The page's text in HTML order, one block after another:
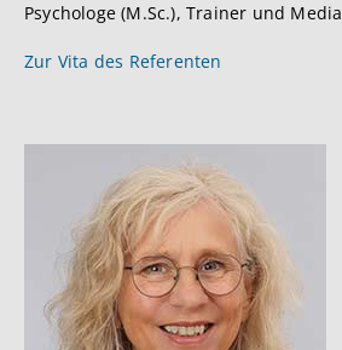
Psychologe (M.Sc.), Trainer und
Zur Vita des Referenten